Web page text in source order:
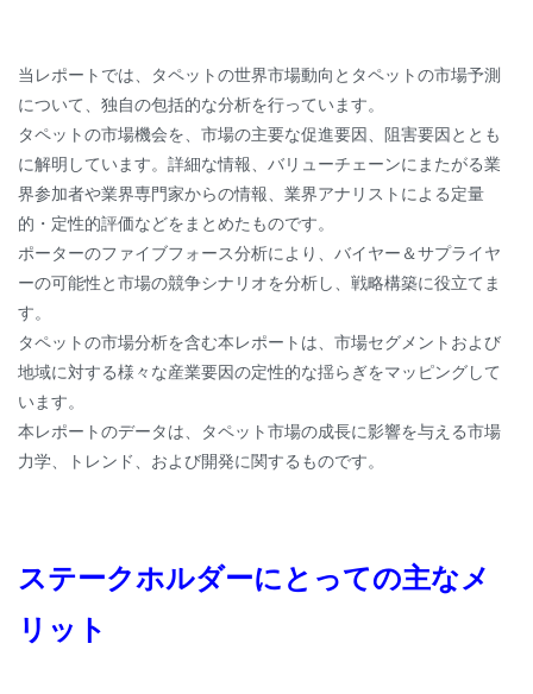
当レポートでは、タペットの世界市場動向とタペットの市場予測
について、独自の包括的な分析を行っています。
タペットの市場機会を、市場の主要な促進要因、阻害要因ととも
に解明しています。詳細な情報、バリューチェーンにまたがる業
界参加者や業界専門家からの情報、業界アナリストによる定量
的・定性的評価などをまとめたものです。
ポーターのファイブフォース分析により、バイヤー＆サプライヤ
ーの可能性と市場の競争シナリオを分析し、戦略構築に役立てま
す。
タペットの市場分析を含む本レポートは、市場セグメントおよび
地域に対する様々な産業要因の定性的な揺らぎをマッピングして
います。
本レポートのデータは、タペット市場の成長に影響を与える市場
力学、トレンド、および開発に関するものです。
ステークホルダーにとっての主なメ
リット